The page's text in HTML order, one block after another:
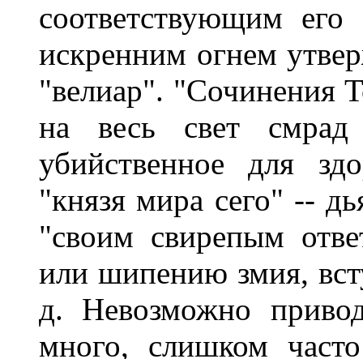
соответствующим
искренним огнем
"велиар". "Сочинения
на весь свет смрад
убийственное для
"князя мира сего" --
"своим свирепым
или шипению змия,
д. Невозможно
много, слишком